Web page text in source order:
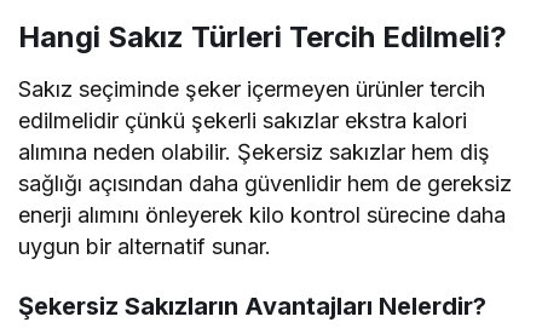
Hangi Sakız Türleri Tercih Edilmeli?
Sakız seçiminde şeker içermeyen ürünler tercih
edilmelidir çünkü şekerli sakızlar ekstra kalori
alımına neden olabilir. Şekersiz sakızlar hem diş
sağlığı açısından daha güvenlidir hem de gereksiz
enerji alımını önleyerek kilo kontrol sürecine daha
uygun bir alternatif sunar.
Şekersiz Sakızların Avantajları Nelerdir?